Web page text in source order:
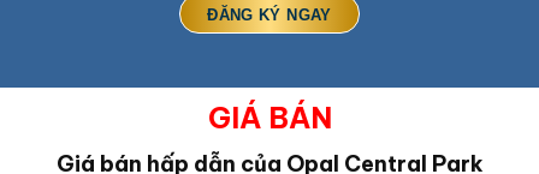
GIÁ BÁN
Giá bán hấp dẫn của Opal Central Park